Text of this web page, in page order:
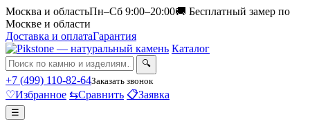
Москва и областьПн–Сб 9:00–20:00🚚 Бесплатный замер по
Москве и области
Доставка и оплатаГарантия
Каталог
🔍
+7 (499) 110-82-64Заказать звонок
♡Избранное ⇆Сравнить 📋Заявка
☰